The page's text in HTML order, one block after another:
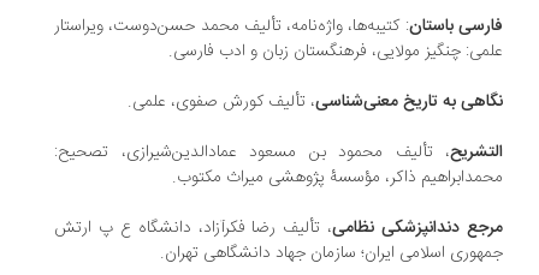
باستان: کتیبه‌ها، واژه‌نامه، تألیف محمد حسن‌دوست، ویراستار
چنگیز مولایی، فرهنگستان زبان و ادب فارسی.
به تاریخ معنی‌شناسی، تألیف کورش صفوی، علمی‏‫.
، تألیف محمود بن مسعود عمادالدین‌شیرازی، تصحیح:
ذاکر، مؤسسۀ پژوهشی میراث مکتوب.
دندانپزشکی نظامی ، تألیف رضا فکرآزاد، دانشگاه ع پ ارتش
اسلامی ایران؛ سازمان جهاد دانشگاهی تهران.